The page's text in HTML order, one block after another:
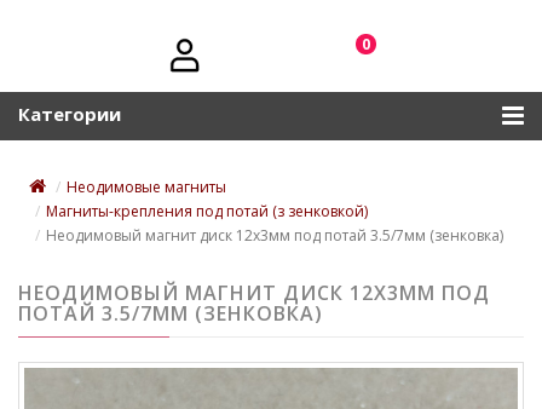
0
Категории
Неодимовые магниты
Магниты-крепления под потай (з зенковкой)
Неодимовый магнит диск 12x3мм под потай 3.5/7мм (зенковка)
НЕОДИМОВЫЙ МАГНИТ ДИСК 12X3ММ ПОД
ПОТАЙ 3.5/7ММ (ЗЕНКОВКА)